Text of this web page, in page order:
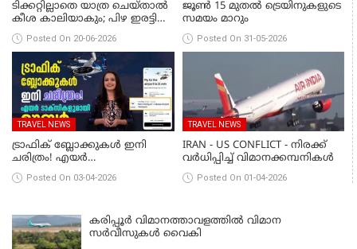
ടിക്കറ്റില്ലാതെ യാത്ര ചെയ്താൽ
കീശ കാലിയാകും; പിഴ ഇരട്ടി
വാങ്ങാന്‍ റെയില്‍വേ
Posted On 20-06-2026
ജൂണ്‍ 15 മുതല്‍ ട്രെയിനുകളുടെ
സമയം മാറും
Posted On 31-05-2026
TRAVEL NEWS
ട്രാഫിക് ബ്ലോക്കുകൾ ഇനി
ചരിത്രം! എയർ
ടാക്സികളുമായി ഊബർ
Posted On 03-04-2026
TRAVEL NEWS
IRAN - US CONFLICT - നിരക്ക്
വര്‍ധിപ്പിച്ച് വിമാനക്കമ്പനികള്‍
Posted On 01-04-2026
കരിപ്പൂര്‍ വിമാനത്താവളത്തില്‍ വിമാന
സര്‍വീസുകള്‍ വൈകി